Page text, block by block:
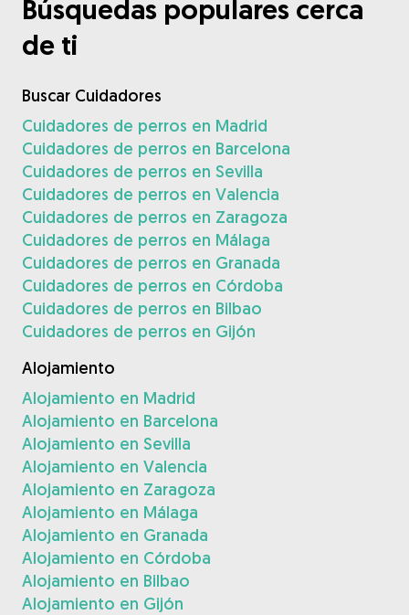
Búsquedas populares cerca
de ti
Buscar Cuidadores
Cuidadores de perros en Madrid
Cuidadores de perros en Barcelona
Cuidadores de perros en Sevilla
Cuidadores de perros en Valencia
Cuidadores de perros en Zaragoza
Cuidadores de perros en Málaga
Cuidadores de perros en Granada
Cuidadores de perros en Córdoba
Cuidadores de perros en Bilbao
Cuidadores de perros en Gijón
Alojamiento
Alojamiento en Madrid
Alojamiento en Barcelona
Alojamiento en Sevilla
Alojamiento en Valencia
Alojamiento en Zaragoza
Alojamiento en Málaga
Alojamiento en Granada
Alojamiento en Córdoba
Alojamiento en Bilbao
Alojamiento en Gijón